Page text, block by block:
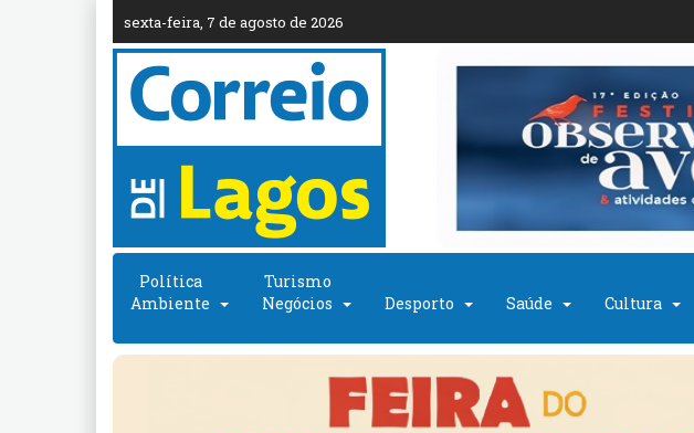
sexta-feira, 7 de agosto de 2026
Política
Ambiente
Turismo
Negócios
Desporto Saúde Cultura